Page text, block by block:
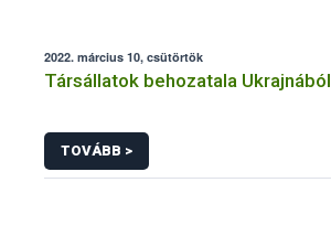
2022. március 10, csütörtök
Társállatok behozatala Ukrajnából
TOVÁBB >